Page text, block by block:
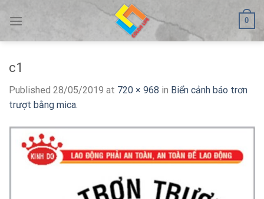
0
c1
Published 28/05/2019 at 720 × 968 in Biển cảnh báo trơn
trượt bằng mica.